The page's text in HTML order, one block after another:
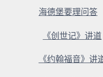
海德堡要理问答
《创世记》讲道
《约翰福音》讲